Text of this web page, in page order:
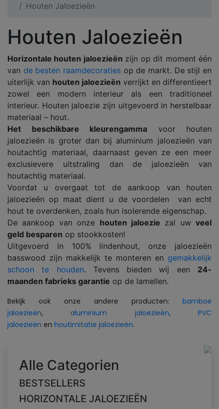
Houten Jaloezieën
Houten Jaloezieën
Horizontale houten jaloezieën zijn op dit moment één
van de besten raamdecoraties op de markt. De stijl en
uiterlijk van houten jaloezieën verrijkt en differentieert
zowel een modern interieur als een traditioneel
interieur. Houten jaloezie zijn uitgevoerd in herstelbaar
materiaal – hout.
Het beschikbare kleurengamma voor houten
jaloezieën is groter dan bij aluminium jaloezieën van
houtachtig materiaal, daarnaast geven ze een meer
exclusievere uitstraling dan de jaloezieën van
houtachtig materiaal.
Voordat u overgaat tot de aankoop van houten
jaloezieën op maat dient u de voordelen van echt
hout te overdenken, zoals hun isolerende eigenschap.
De aankoop van onze houten jaloezie zal uw veel
geld besparen op stookkosten!
Uitgevoerd in 100% lindenhout, onze jaloezieën
basswood zijn makkelijk te monteren en gemakkelijk
schoon te houden. Tevens bieden wij een 24-
maanden fabrieks garantie op de lamellen.
Bekijk ook onze andere producten: bamboe
jaloezieën,aluminium jaloezieën,PVC
jaloezieën en houtimitatie jaloezieën.
Alle Categorien
BESTSELLERS
HORIZONTALE JALOEZIEËN